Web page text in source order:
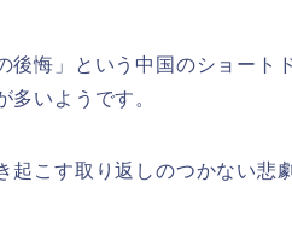
後悔」という中国のショート
多いようです。
起こす取り返しのつかない悲